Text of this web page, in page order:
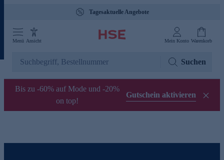
Tagesaktuelle Angebote
Menü Ansicht Mein Konto Warenkorb
Suchen
Bis zu -60% auf Mode und -20%
on top!
Gutschein aktivieren